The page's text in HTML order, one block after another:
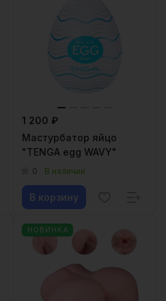
1 200 ₽
Мастурбатор яйцо
"TENGA egg WAVY"
0 В наличии
В корзину
НОВИНКА